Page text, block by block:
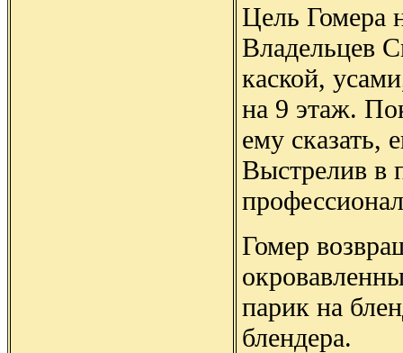
Цель Гомера
Владельцев
каской,
на 9 этаж.
ему сказать,
Выстрелив в
Гомер
парик на
блендера.